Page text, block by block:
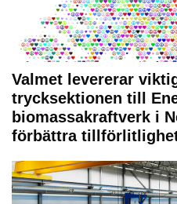
Valmet levererar
trycksektionen till
biomassakraftverk i
förbättra